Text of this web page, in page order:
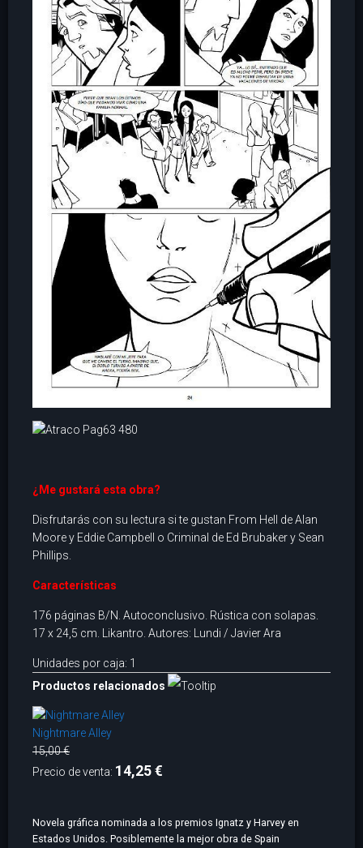
¿Me gustará esta obra?
Disfrutarás con su lectura si te gustan From Hell de Alan
Moore y Eddie Campbell o Criminal de Ed Brubaker y Sean
Phillips.
Características
176 páginas B/N. Autoconclusivo. Rústica con solapas.
17 x 24,5 cm. Likantro. Autores: Lundi / Javier Ara
Unidades por caja: 1
Productos relacionados
Nightmare Alley
15,00 €
Precio de venta: 14,25 €
Novela gráfica nominada a los premios Ignatz y Harvey en
Estados Unidos. Posiblemente la mejor obra de Spain